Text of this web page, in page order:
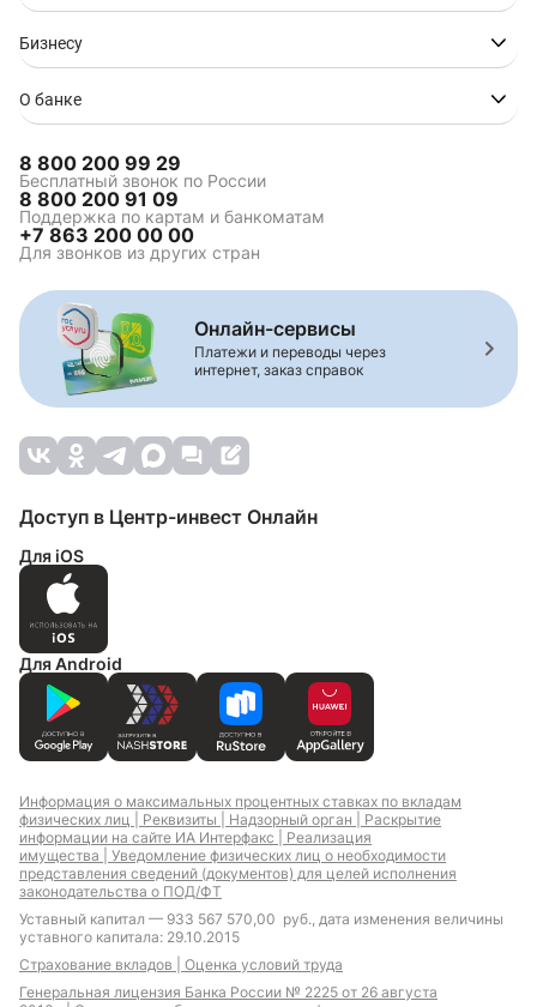
Бизнесу
О банке
8 800 200 99 29
Бесплатный звонок по России
8 800 200 91 09
Поддержка по картам и банкоматам
+7 863 200 00 00
Для звонков из других стран
Онлайн-сервисы
Платежи и переводы через
интернет, заказ справок
Доступ в Центр-инвест Онлайн
Для iOS
Для Android
Информация о максимальных процентных ставках по вкладам
физических лиц | Реквизиты | Надзорный орган | Раскрытие
информации на сайте ИА Интерфакс | Реализация
имущества | Уведомление физических лиц о необходимости
представления сведений (документов) для целей исполнения
законодательства о ПОД/ФТ
Уставный капитал — 933 567 570,00 руб., дата изменения величины
уставного капитала: 29.10.2015
Страхование вкладов | Оценка условий труда
Генеральная лицензия Банка России № 2225 от 26 августа